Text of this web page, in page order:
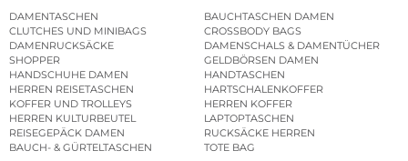
DAMENTASCHEN
BAUCHTASCHEN DAMEN
CLUTCHES UND MINIBAGS
CROSSBODY BAGS
DAMENRUCKSÄCKE
DAMENSCHALS & DAMENTÜCHER
SHOPPER
GELDBÖRSEN DAMEN
HANDSCHUHE DAMEN
HANDTASCHEN
HERREN REISETASCHEN
HARTSCHALENKOFFER
KOFFER UND TROLLEYS
HERREN KOFFER
HERREN KULTURBEUTEL
LAPTOPTASCHEN
REISEGEPÄCK DAMEN
RUCKSÄCKE HERREN
BAUCH- & GÜRTELTASCHEN
TOTE BAG